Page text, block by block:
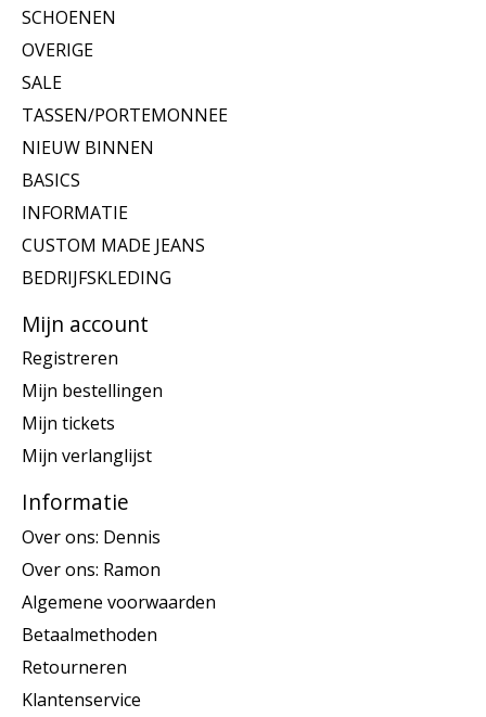
SCHOENEN
OVERIGE
SALE
TASSEN/PORTEMONNEE
NIEUW BINNEN
BASICS
INFORMATIE
CUSTOM MADE JEANS
BEDRIJFSKLEDING
Mijn account
Registreren
Mijn bestellingen
Mijn tickets
Mijn verlanglijst
Informatie
Over ons: Dennis
Over ons: Ramon
Algemene voorwaarden
Betaalmethoden
Retourneren
Klantenservice